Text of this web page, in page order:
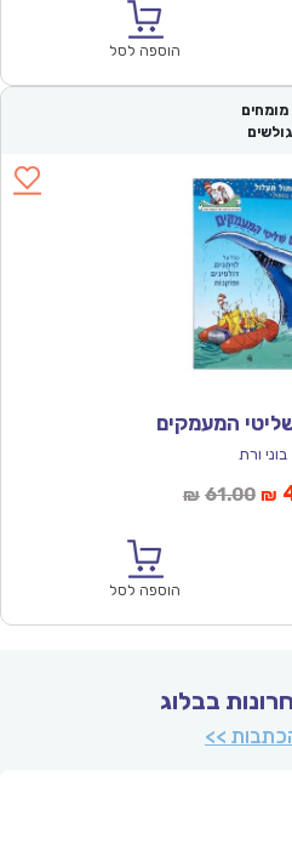
הוספה לסל
מומחים
גולשים
המעמקים
בוני ורת
₪ 61.00 ₪
הוספה לסל
בבלוג
>>